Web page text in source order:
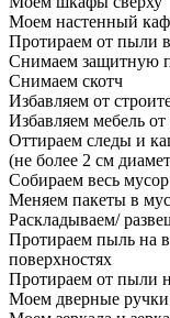
Моем настенный
Протираем от пыли
Снимаем защитную
Снимаем скотч
Избавляем от
Избавляем мебель
Оттираем следы и
(не более 2 см
Собираем весь мусор
Меняем пакеты в
Раскладываем/
Протираем пыль на
поверхностях
Протираем от пыли
Моем дверные ручки